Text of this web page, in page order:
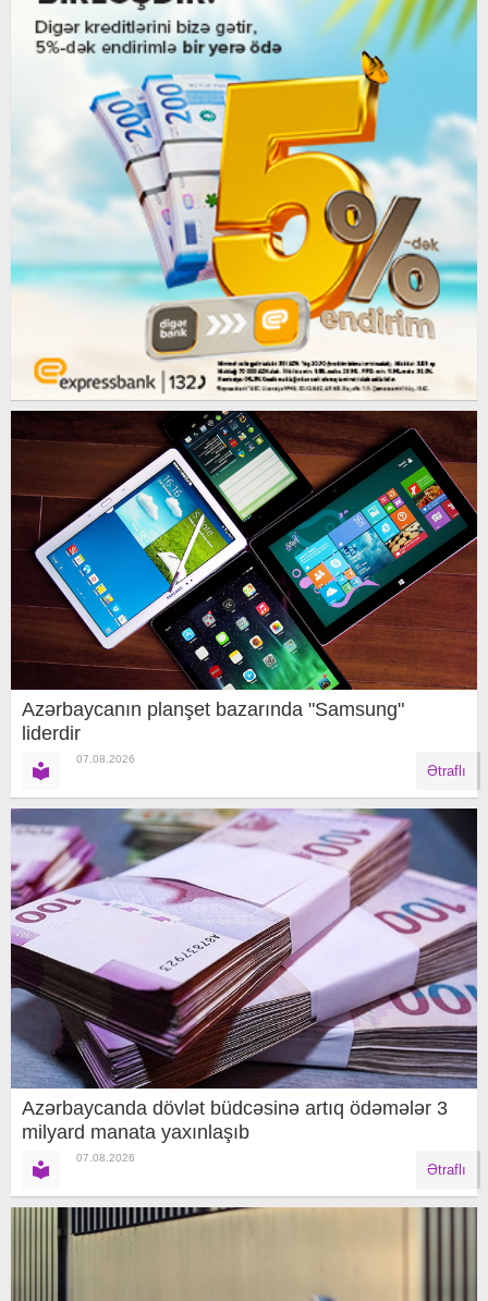
Azərbaycanın planşet bazarında "Samsung"
liderdir
07.08.2026
Ətraflı
Azərbaycanda dövlət büdcəsinə artıq ödəmələr 3
milyard manata yaxınlaşıb
07.08.2026
Ətraflı